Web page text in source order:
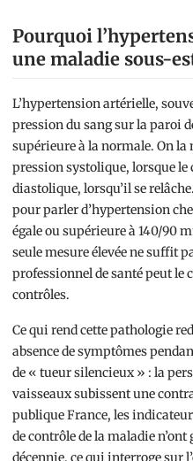
Pourquoi
une maladie sous-
L’hypertension artérielle,
pression du sang sur la paroi
supérieure à la normale. On la
pression systolique, lorsque
diastolique, lorsqu’il se
pour parler d’hypertension
égale ou supérieure à 140/90
seule mesure élevée ne suffit
professionnel de santé peut
contrôles.
Ce qui rend cette pathologie
absence de symptômes
de « tueur silencieux » : la
vaisseaux subissent une
publique France, les
de contrôle de la maladie
décennie, ce qui interroge sur